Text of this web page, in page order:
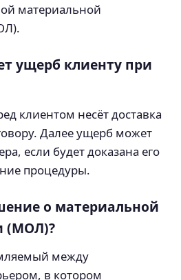
материальной
ущерб клиенту при
клиентом несёт доставка
Далее ущерб может
если будет доказана его
процедуры.
о материальной
(МОЛ)?
между
в котором